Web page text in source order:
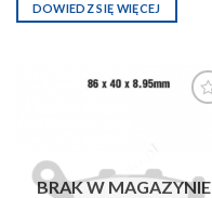
DOWIEDZ SIĘ WIĘCEJ
BRAK W MAGAZYNIE